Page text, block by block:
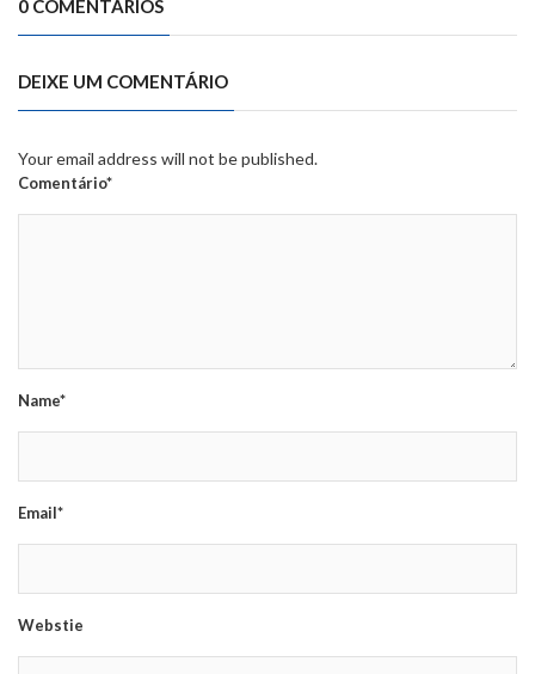
0 COMENTÁRIOS
DEIXE UM COMENTÁRIO
Your email address will not be published.
Comentário*
Name*
Email*
Webstie